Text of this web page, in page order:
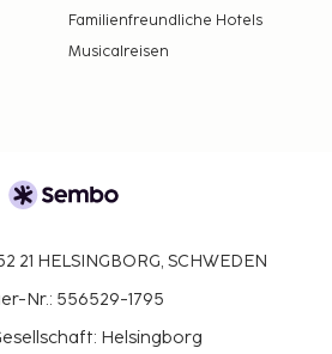
Familienfreundliche Hotels
Musicalreisen
21 HELSINGBORG, SCHWEDEN
Nr.: 556529-1795
Helsingborg